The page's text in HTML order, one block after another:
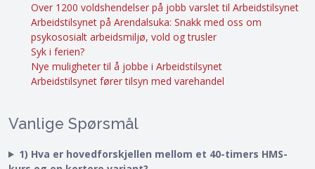
Over 1200 voldshendelser på jobb varslet til Arbeidstilsynet
Arbeidstilsynet på Arendalsuka: Snakk med oss om
psykososialt arbeidsmiljø, vold og trusler
Syk i ferien?
Nye muligheter til å jobbe i Arbeidstilsynet
Arbeidstilsynet fører tilsyn med varehandel
Vanlige Spørsmål
1) Hva er hovedforskjellen mellom et 40-timers HMS-